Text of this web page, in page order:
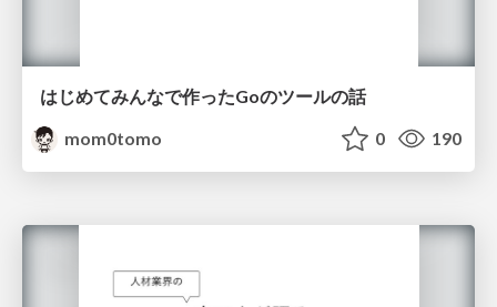
はじめてみんなで作ったGoのツールの話
mom0tomo
0 190